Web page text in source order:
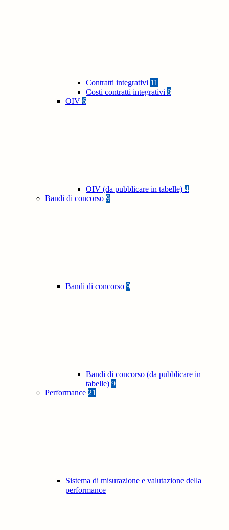
Contratti integrativi 11
Costi contratti integrativi 8
OIV 6
OIV (da pubblicare in tabelle) 4
Bandi di concorso 9
Bandi di concorso 9
Bandi di concorso (da pubblicare in
tabelle) 9
Performance 21
Sistema di misurazione e valutazione della
performance